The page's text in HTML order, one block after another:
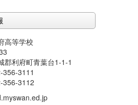
高等学校
郡利府町青葉台1-1-1
356-3111
356-3112